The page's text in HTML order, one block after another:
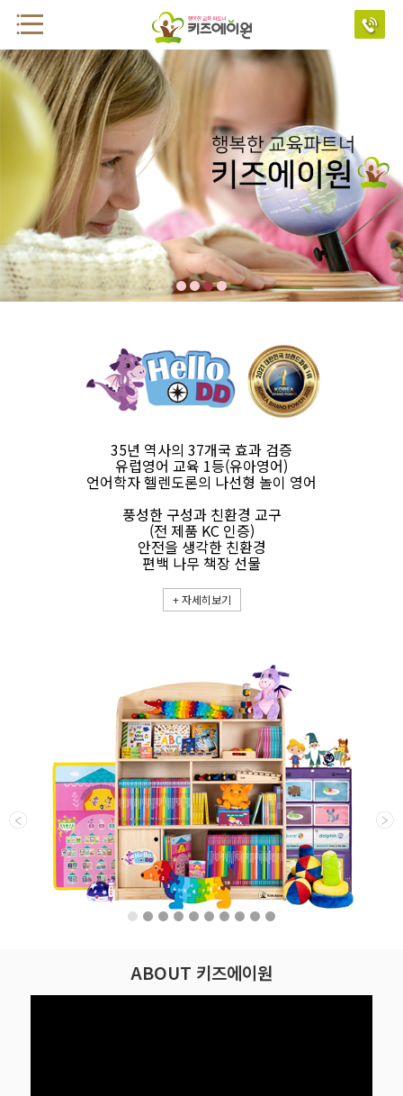
35년 역사의 37개국 효과 검증
유럽영어 교육 1등(유아영어)
언어학자 헬렌도론의 나선형 놀이 영어
풍성한 구성과 친환경 교구
(전 제품 KC 인증)
안전을 생각한 친환경
편백 나무 책장 선물
+자세히보기
ABOUT 키즈에이원